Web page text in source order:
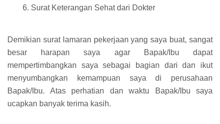
Surat Keterangan Sehat dari Dokter
Demikian surat lamaran pekerjaan yang saya buat, sangat
besar harapan saya agar Bapak/Ibu dapat
mempertimbangkan saya sebagai bagian dari dan ikut
menyumbangkan kemampuan saya di perusahaan
Bapak/Ibu. Atas perhatian dan waktu Bapak/Ibu saya
ucapkan banyak terima kasih.